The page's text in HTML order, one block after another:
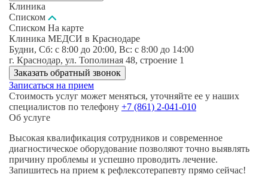
Клиника
Списком
Списком На карте
Клиника МЕДСИ в Краснодаре
Будни, Сб: c 8:00 до 20:00, Вс: c 8:00 до 14:00
г. Краснодар, ул. Тополиная 48, строение 1
Заказать обратный звонок
Записаться на прием
Стоимость услуг может меняться, уточняйте ее у наших
специалистов по телефону +7 (861) 2-041-010
Об услуге
Высокая квалификация сотрудников и современное
диагностическое оборудование позволяют точно выявлять
причину проблемы и успешно проводить лечение.
Запишитесь на прием к рефлексотерапевту прямо сейчас!